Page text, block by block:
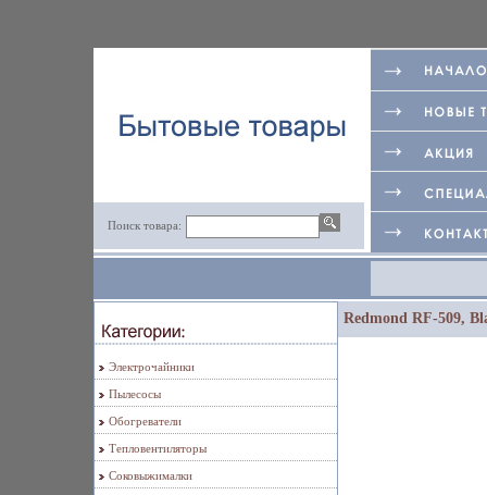
Поиск товара:
Электрочайники
Пылесосы
Обогреватели
Тепловентиляторы
Соковыжималки
Redmond RF-509,